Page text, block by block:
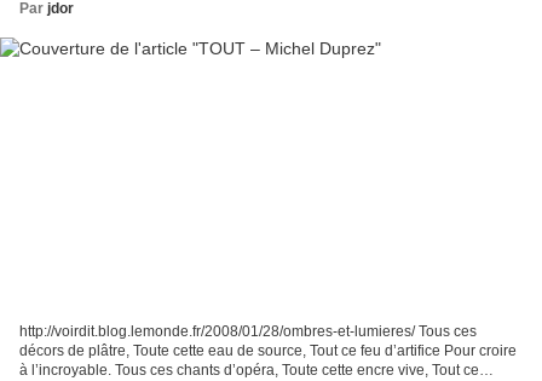
Par jdor
http://voirdit.blog.lemonde.fr/2008/01/28/ombres-et-lumieres/ Tous ces
décors de plâtre, Toute cette eau de source, Tout ce feu d’artifice Pour croire
à l’incroyable. Tous ces chants d’opéra, Toute cette encre vive, Tout ce